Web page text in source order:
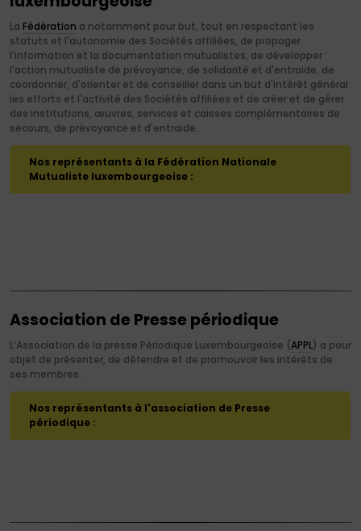
La Fédération a notamment pour but, tout en respectant les
statuts et l'autonomie des Sociétés affiliées, de propager
l’information et la documentation mutualistes, de développer
l'action mutualiste de prévoyance, de solidarité et d'entraide, de
coordonner, d'orienter et de conseiller dans un but d'intérêt général
les efforts et l'activité des Sociétés affiliées et de créer et de gérer
des institutions, œuvres, services et caisses complémentaires de
secours, de prévoyance et d'entraide.
Nos représentants à la Fédération Nationale
Mutualiste luxembourgeoise :
Association de Presse périodique
L’Association de la presse Périodique Luxembourgeoise (APPL) a pour
objet de présenter, de défendre et de promouvoir les intérêts de
ses membres.
Nos représentants à l'association de Presse
périodique :